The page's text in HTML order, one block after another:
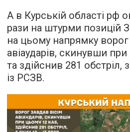
А в Курській області рф
рази на штурми позицій
на цьому напрямку ворог
авіаударів, скинувши
та здійснив 281 обстріл,
із РСЗВ.